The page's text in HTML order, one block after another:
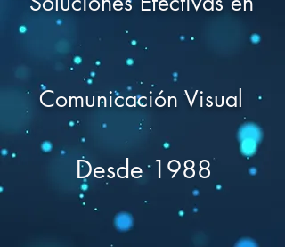
Comunicación Visual
Desde 1988